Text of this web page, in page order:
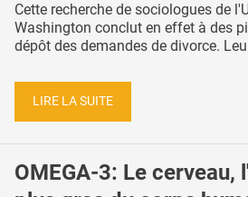
Cette recherche de sociologues de
Washington conclut en effet à des
dépôt des demandes de divorce.
LIRE LA SUITE
OMEGA-3: Le cerveau,